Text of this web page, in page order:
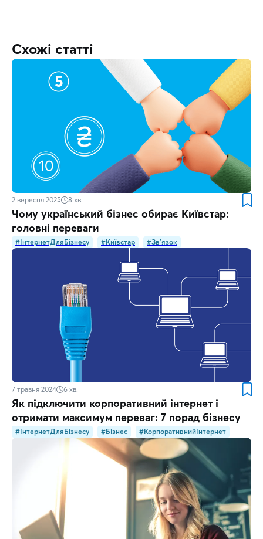
Схожі статті
2 вересня 2025 8 хв.
Чому український бізнес обирає Київстар:
головні переваги
#ІнтернетДляБізнесу #Київстар #Зв'язок
7 травня 2024 6 хв.
Як підключити корпоративний інтернет і
отримати максимум переваг: 7 порад бізнесу
#ІнтернетДляБізнесу #Бізнес #КорпоративнийІнтернет